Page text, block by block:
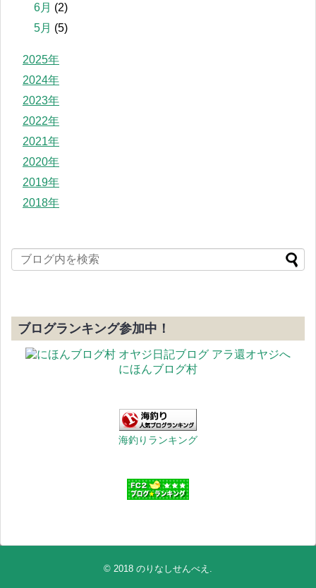
6月 (2)
5月 (5)
2025年
2024年
2023年
2022年
2021年
2020年
2019年
2018年
ブログランキング参加中！
にほんブログ村
海釣りランキング
© 2018 のりなしせんべえ